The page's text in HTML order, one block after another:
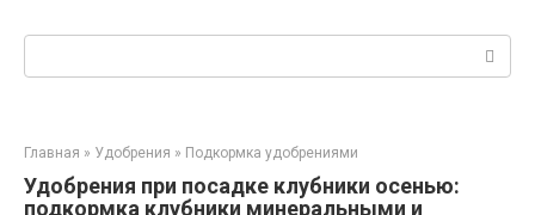
Поиск:
Главная » Удобрения » Подкормка удобрениями
Удобрения при посадке клубники осенью:
подкормка клубники минеральными и